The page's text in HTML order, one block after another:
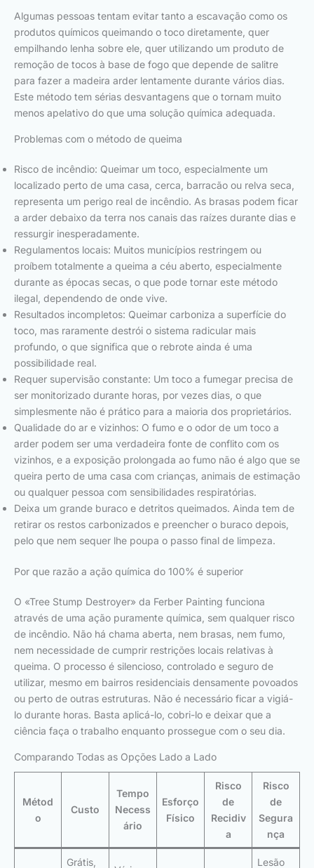
Algumas pessoas tentam evitar tanto a escavação como os
produtos químicos queimando o toco diretamente, quer
empilhando lenha sobre ele, quer utilizando um produto de
remoção de tocos à base de fogo que depende de salitre
para fazer a madeira arder lentamente durante vários dias.
Este método tem sérias desvantagens que o tornam muito
menos apelativo do que uma solução química adequada.
Problemas com o método de queima
Risco de incêndio: Queimar um toco, especialmente um
localizado perto de uma casa, cerca, barracão ou relva seca,
representa um perigo real de incêndio. As brasas podem ficar
a arder debaixo da terra nos canais das raízes durante dias e
ressurgir inesperadamente.
Regulamentos locais: Muitos municípios restringem ou
proíbem totalmente a queima a céu aberto, especialmente
durante as épocas secas, o que pode tornar este método
ilegal, dependendo de onde vive.
Resultados incompletos: Queimar carboniza a superfície do
toco, mas raramente destrói o sistema radicular mais
profundo, o que significa que o rebrote ainda é uma
possibilidade real.
Requer supervisão constante: Um toco a fumegar precisa de
ser monitorizado durante horas, por vezes dias, o que
simplesmente não é prático para a maioria dos proprietários.
Qualidade do ar e vizinhos: O fumo e o odor de um toco a
arder podem ser uma verdadeira fonte de conflito com os
vizinhos, e a exposição prolongada ao fumo não é algo que se
queira perto de uma casa com crianças, animais de estimação
ou qualquer pessoa com sensibilidades respiratórias.
Deixa um grande buraco e detritos queimados. Ainda tem de
retirar os restos carbonizados e preencher o buraco depois,
pelo que nem sequer lhe poupa o passo final de limpeza.
Por que razão a ação química do 100% é superior
O «Tree Stump Destroyer» da Ferber Painting funciona
através de uma ação puramente química, sem qualquer risco
de incêndio. Não há chama aberta, nem brasas, nem fumo,
nem necessidade de cumprir restrições locais relativas à
queima. O processo é silencioso, controlado e seguro de
utilizar, mesmo em bairros residenciais densamente povoados
ou perto de outras estruturas. Não é necessário ficar a vigiá-
lo durante horas. Basta aplicá-lo, cobri-lo e deixar que a
ciência faça o trabalho enquanto prossegue com o seu dia.
Comparando Todas as Opções Lado a Lado
Métod
o
Custo
Tempo
Necess
ário
Esforço
Físico
Risco
de
Recidiv
a
Risco
de
Segura
nça
Grátis, Lesão